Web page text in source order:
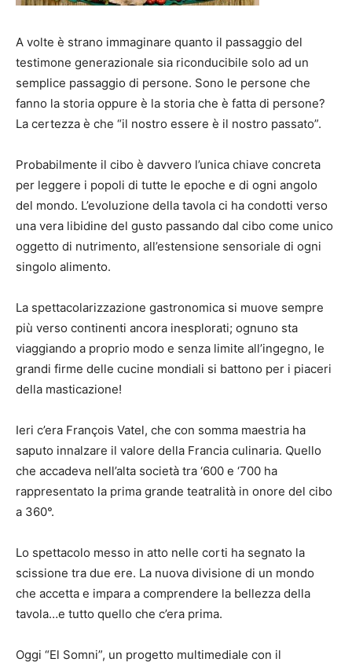
A volte è strano immaginare quanto il passaggio del
testimone generazionale sia riconducibile solo ad un
semplice passaggio di persone. Sono le persone che
fanno la storia oppure è la storia che è fatta di persone?
La certezza è che “il nostro essere è il nostro passato”.
Probabilmente il cibo è davvero l’unica chiave concreta
per leggere i popoli di tutte le epoche e di ogni angolo
del mondo. L’evoluzione della tavola ci ha condotti verso
una vera libidine del gusto passando dal cibo come unico
oggetto di nutrimento, all’estensione sensoriale di ogni
singolo alimento.
La spettacolarizzazione gastronomica si muove sempre
più verso continenti ancora inesplorati; ognuno sta
viaggiando a proprio modo e senza limite all’ingegno, le
grandi firme delle cucine mondiali si battono per i piaceri
della masticazione!
Ieri c’era François Vatel, che con somma maestria ha
saputo innalzare il valore della Francia culinaria. Quello
che accadeva nell’alta società tra ‘600 e ‘700 ha
rappresentato la prima grande teatralità in onore del cibo
a 360°.
Lo spettacolo messo in atto nelle corti ha segnato la
scissione tra due ere. La nuova divisione di un mondo
che accetta e impara a comprendere la bellezza della
tavola…e tutto quello che c’era prima.
Oggi “El Somni”, un progetto multimediale con il